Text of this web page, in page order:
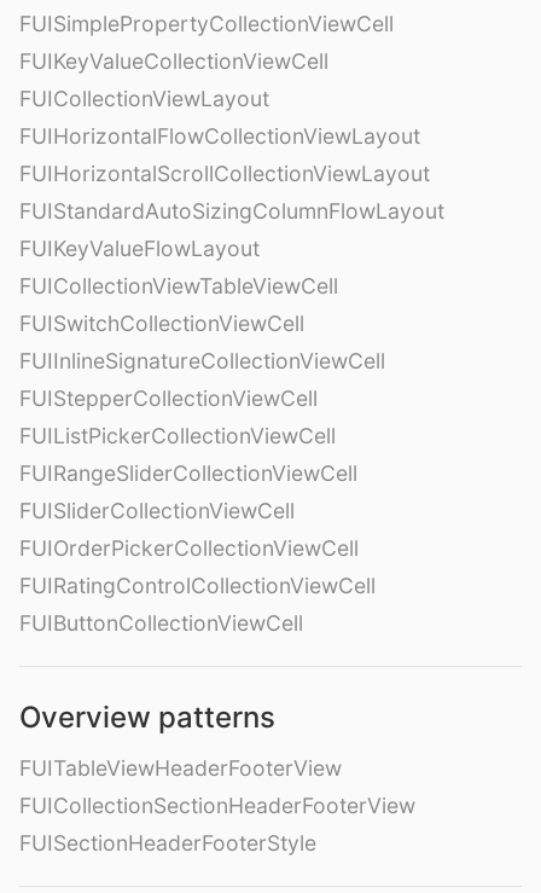
FUISimplePropertyCollectionViewCell
FUIKeyValueCollectionViewCell
FUICollectionViewLayout
FUIHorizontalFlowCollectionViewLayout
FUIHorizontalScrollCollectionViewLayout
FUIStandardAutoSizingColumnFlowLayout
FUIKeyValueFlowLayout
FUICollectionViewTableViewCell
FUISwitchCollectionViewCell
FUIInlineSignatureCollectionViewCell
FUIStepperCollectionViewCell
FUIListPickerCollectionViewCell
FUIRangeSliderCollectionViewCell
FUISliderCollectionViewCell
FUIOrderPickerCollectionViewCell
FUIRatingControlCollectionViewCell
FUIButtonCollectionViewCell
Overview patterns
FUITableViewHeaderFooterView
FUICollectionSectionHeaderFooterView
FUISectionHeaderFooterStyle